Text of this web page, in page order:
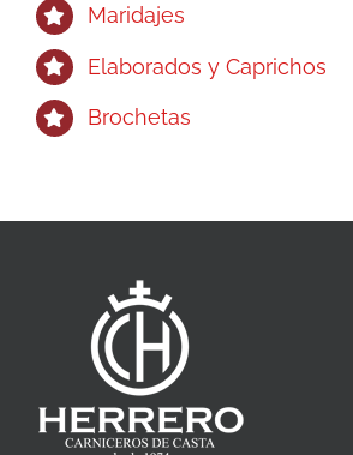
Maridajes
Elaborados y Caprichos
Brochetas